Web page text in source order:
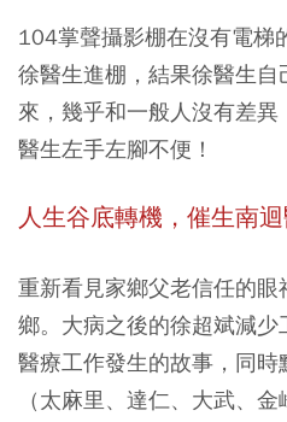
104掌聲攝影棚在沒有電梯
徐醫生進棚，結果徐醫生
來，幾乎和一般人沒有差
醫生左手左腳不便！
人生谷底轉機，催生南
重新看見家鄉父老信任的
鄉。大病之後的徐超斌減
醫療工作發生的故事，同
（太麻里、達仁、大武、